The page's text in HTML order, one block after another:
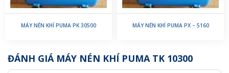
MÁY NÉN KHÍ PUMA PK 30500 MÁY NÉN KHÍ PUMA PX – 5160
ĐÁNH GIÁ MÁY NÉN KHÍ PUMA TK 10300